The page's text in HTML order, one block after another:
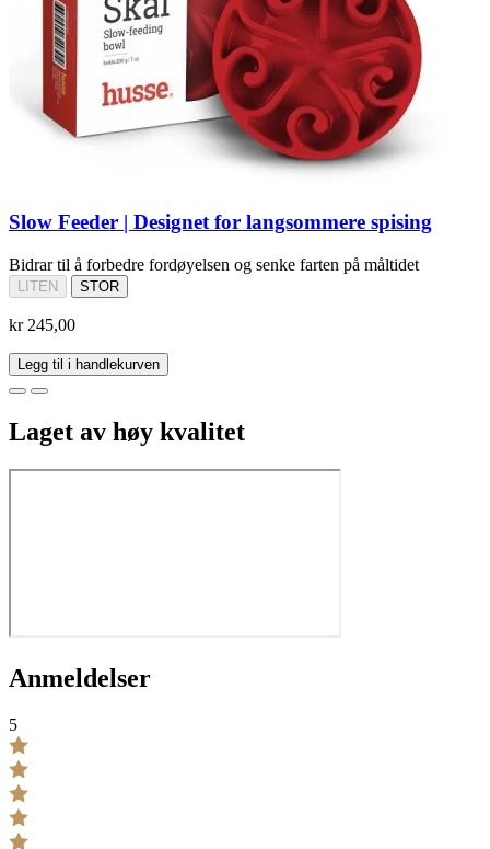
Slow Feeder | Designet for langsommere spising
Bidrar til å forbedre fordøyelsen og senke farten på måltidet
LITEN STOR
kr 245,00
Legg til i handlekurven
Laget av høy kvalitet
Anmeldelser
5